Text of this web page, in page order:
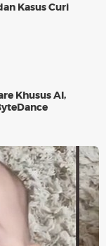
Kasus Curi
Khusus AI,